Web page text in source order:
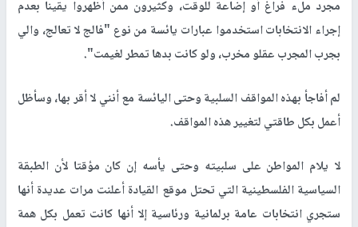
مجرد ملء فراغ أو إضاعة للوقت، وكثيرون ممن أظهروا يقينا بعدم
إجراء الانتخابات استخدموا عبارات يائسة من نوع "فالج لا تعالج، والي
بجرب المجرب عقلو مخرب، ولو كانت بدها تمطر لغيمت".
لم أفاجأ بهذه المواقف السلبية وحتى اليائسة مع أنني لا أقر بها، وسأظل
أعمل بكل طاقتي لتغيير هذه المواقف.
لا يلام المواطن على سلبيته وحتى يأسه إن كان مؤقتا لأن الطبقة
السياسية الفلسطينية التي تحتل موقع القيادة أعلنت مرات عديدة أنها
ستجري انتخابات عامة برلمانية ورئاسية إلا أنها كانت تعمل بكل همة